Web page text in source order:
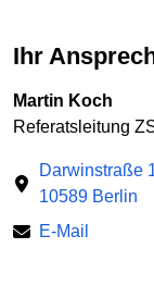
Ihr
Martin Koch
Referatsleitung
Darwinstraße
10589 Berlin
E-Mail